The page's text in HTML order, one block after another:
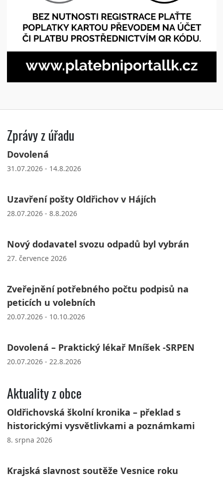
Zprávy z úřadu
Dovolená
31.07.2026 - 14.8.2026
Uzavření pošty Oldřichov v Hájích
28.07.2026 - 8.8.2026
Nový dodavatel svozu odpadů byl vybrán
27. července 2026
Zveřejnění potřebného počtu podpisů na
peticích u volebních
20.07.2026 - 10.10.2026
Dovolená – Praktický lékař Mníšek -SRPEN
20.07.2026 - 22.8.2026
Aktuality z obce
Oldřichovská školní kronika – překlad s
historickými vysvětlivkami a poznámkami
8. srpna 2026
Krajská slavnost soutěže Vesnice roku